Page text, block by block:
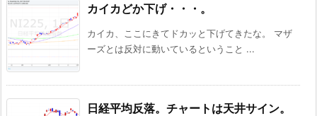
カイカどか下げ・・・。
カイカ、ここにきてドカッと下げてきたな。 マザ
ーズとは反対に動いているということ ...
日経平均反落。チャートは天井サイン。